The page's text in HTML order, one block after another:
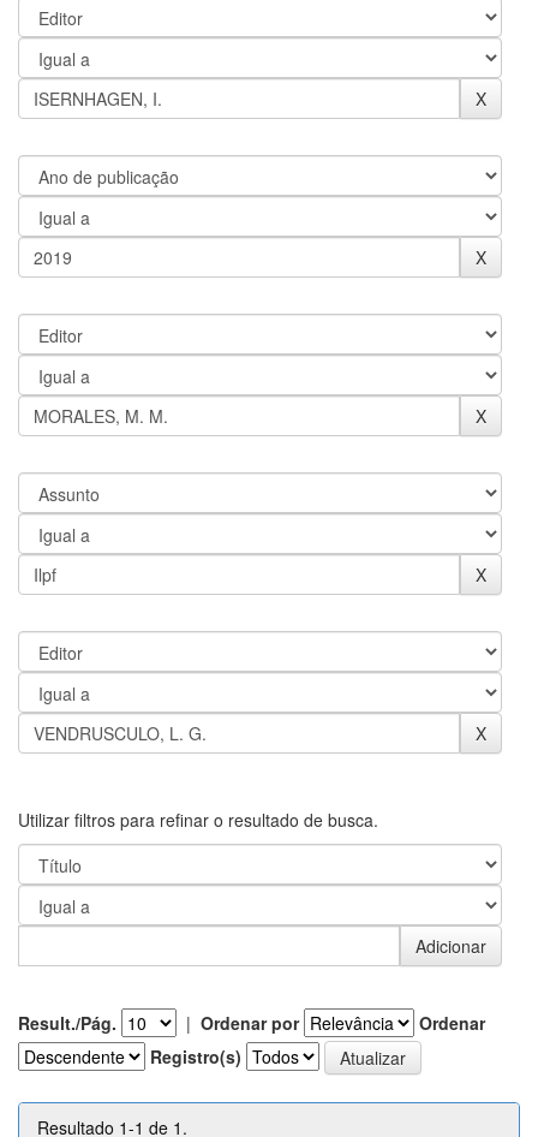
Utilizar filtros para refinar o resultado de busca.
Result./Pág. | Ordenar por
Ordenar
Registro(s)
Resultado 1-1 de 1.